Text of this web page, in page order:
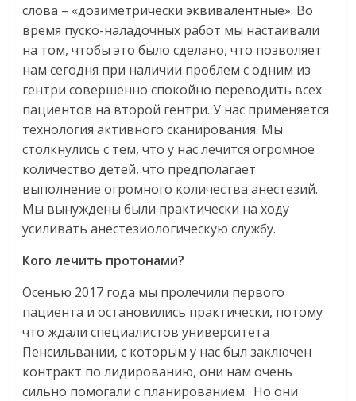
слова – «дозиметрически эквивалентные». Во
время пуско-наладочных работ мы настаивали
на том, чтобы это было сделано, что позволяет
нам сегодня при наличии проблем с одним из
гентри совершенно спокойно переводить всех
пациентов на второй гентри. У нас применяется
технология активного сканирования. Мы
столкнулись с тем, что у нас лечится огромное
количество детей, что предполагает
выполнение огромного количества анестезий.
Мы вынуждены были практически на ходу
усиливать анестезиологическую службу.
Кого лечить протонами?
Осенью 2017 года мы пролечили первого
пациента и остановились практически, потому
что ждали специалистов университета
Пенсильвании, с которым у нас был заключен
контракт по лидированию, они нам очень
сильно помогали с планированием. Но они